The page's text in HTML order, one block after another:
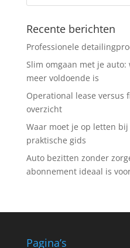
Recente berichten
Professionele
Slim omgaan met je
meer voldoende is
Operational lease versus
overzicht
Waar moet je op letten
praktische gids
Auto bezitten zonder
abonnement ideaal is
Pagina’s